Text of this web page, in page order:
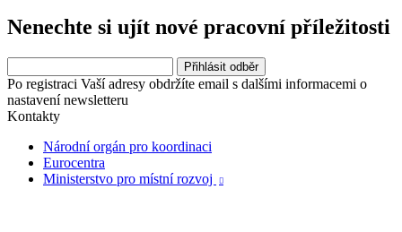
Nenechte si ujít nové pracovní příležitosti
Po registraci Vaší adresy obdržíte email s dalšími informacemi o
nastavení newsletteru
Kontakty
Národní orgán pro koordinaci
Eurocentra
Ministerstvo pro místní rozvoj
